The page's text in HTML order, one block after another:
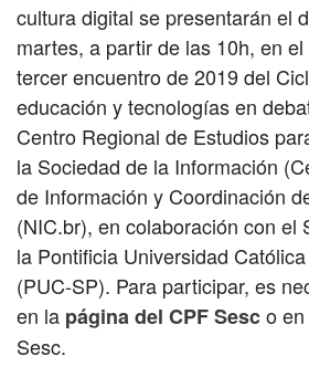
cultura digital se presentarán el
martes, a partir de las 10h, en
tercer encuentro de 2019 del
educación y tecnologías en
Centro Regional de Estudios
la Sociedad de la Información
de Información y Coordinación
(NIC.br), en colaboración con el
la Pontificia Universidad
(PUC-SP). Para participar, es
en la página del CPF Sesco
Sesc.